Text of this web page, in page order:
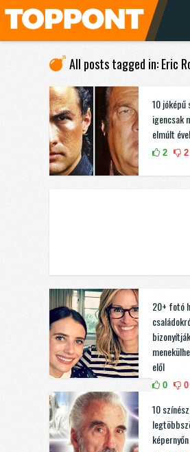
All posts tagged in: Eric
10 jóképű
igencsak
elmúlt
2 2
20+ fotó
elől
0 0
10
képernyőn